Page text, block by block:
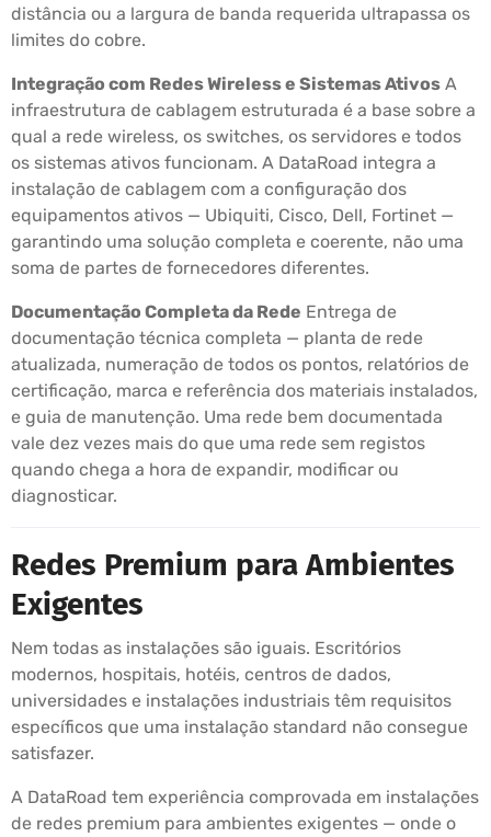
distância ou a largura de banda requerida ultrapassa os
limites do cobre.
Integração com Redes Wireless e Sistemas Ativos A
infraestrutura de cablagem estruturada é a base sobre a
qual a rede wireless, os switches, os servidores e todos
os sistemas ativos funcionam. A DataRoad integra a
instalação de cablagem com a configuração dos
equipamentos ativos — Ubiquiti, Cisco, Dell, Fortinet —
garantindo uma solução completa e coerente, não uma
soma de partes de fornecedores diferentes.
Documentação Completa da Rede Entrega de
documentação técnica completa — planta de rede
atualizada, numeração de todos os pontos, relatórios de
certificação, marca e referência dos materiais instalados,
e guia de manutenção. Uma rede bem documentada
vale dez vezes mais do que uma rede sem registos
quando chega a hora de expandir, modificar ou
diagnosticar.
Redes Premium para Ambientes
Exigentes
Nem todas as instalações são iguais. Escritórios
modernos, hospitais, hotéis, centros de dados,
universidades e instalações industriais têm requisitos
específicos que uma instalação standard não consegue
satisfazer.
A DataRoad tem experiência comprovada em instalações
de redes premium para ambientes exigentes — onde o